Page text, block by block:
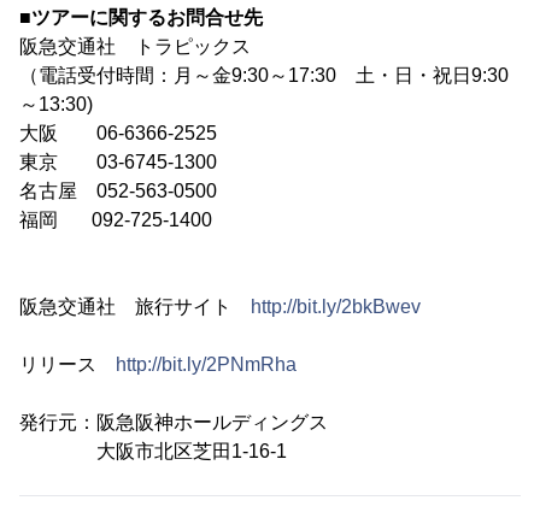
■ツアーに関するお問合せ先
阪急交通社 トラピックス
（電話受付時間：月～金9:30～17:30 土・日・祝日9:30
～13:30)
大阪 06-6366-2525
東京 03-6745-1300
名古屋 052-563-0500
福岡 092-725-1400
阪急交通社 旅行サイト http://bit.ly/2bkBwev
リリース http://bit.ly/2PNmRha
発行元：阪急阪神ホールディングス
大阪市北区芝田1-16-1